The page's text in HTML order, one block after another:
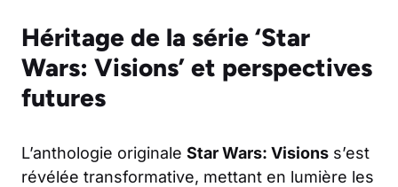
Héritage de la série ‘Star
Wars: Visions’ et perspectives
futures
L’anthologie originale Star Wars: Visions s’est
révélée transformative, mettant en lumière les